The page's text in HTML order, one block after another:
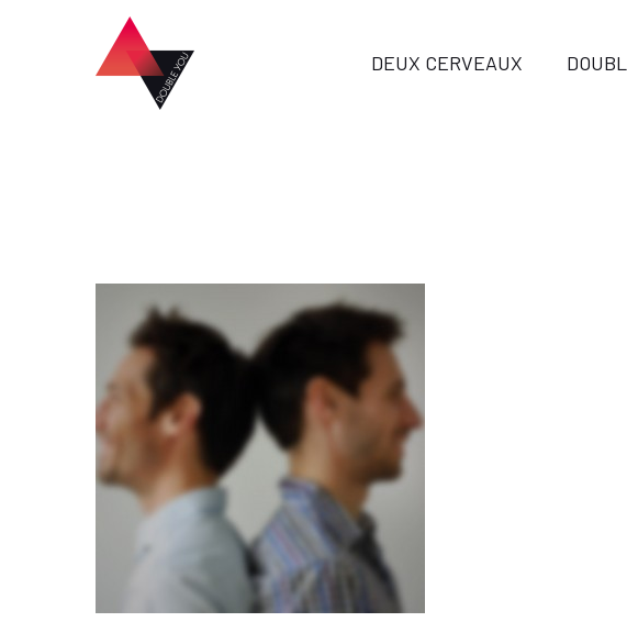
DEUX CERVEAUX